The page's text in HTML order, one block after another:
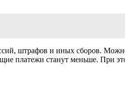
штрафов и иных сборов.
платежи станут меньше. При